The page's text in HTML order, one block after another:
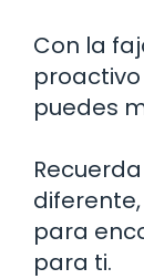
Con la
puedes
para
para ti.